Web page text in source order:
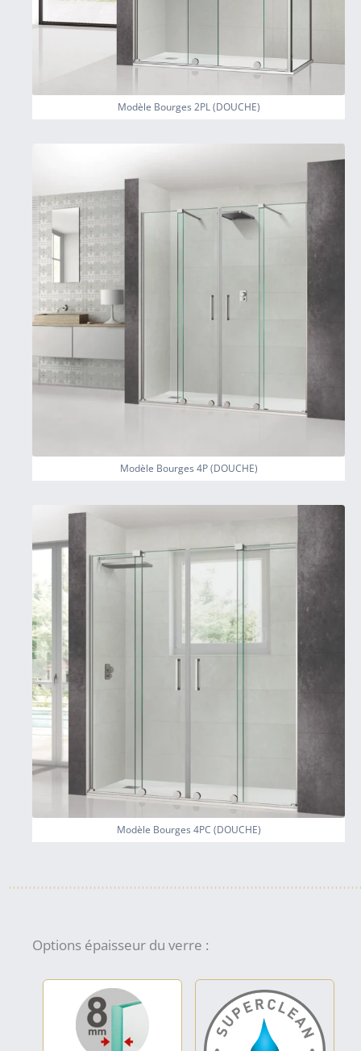
Modèle Bourges 2PL (DOUCHE)
Modèle Bourges 4P (DOUCHE)
Modèle Bourges 4PC (DOUCHE)
Options épaisseur du verre :